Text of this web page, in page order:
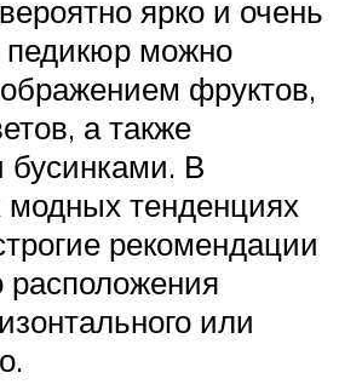
ярко и очень
можно
фруктов,
а также
бусинками. В
тенденциях
рекомендации
расположения
или